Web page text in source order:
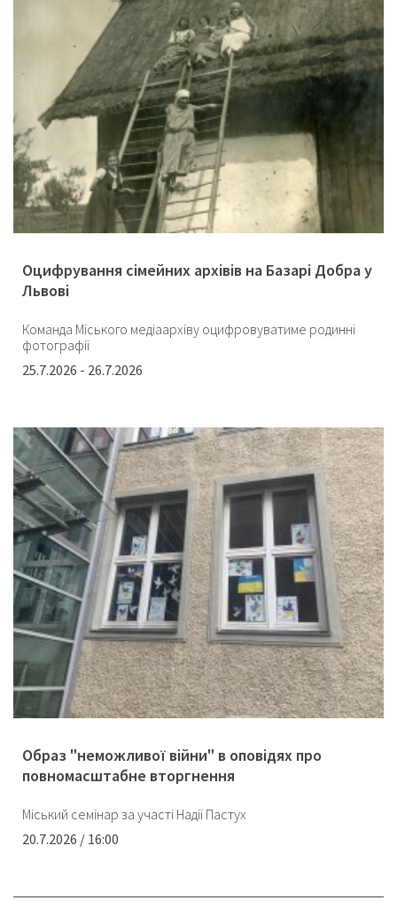
Оцифрування сімейних архівів на Базарі Добра у
Львові
Команда Міського медіаархіву оцифровуватиме родинні
фотографії
25.7.2026 - 26.7.2026
Образ "неможливої війни" в оповідях про
повномасштабне вторгнення
Міський семінар за участі Надії Пастух
20.7.2026 / 16:00